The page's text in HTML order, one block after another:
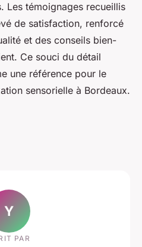
Les témoignages recueillis
de satisfaction, renforcé
et des conseils bien-
Ce souci du détail
une référence pour le
sensorielle à Bordeaux.
Y
PAR